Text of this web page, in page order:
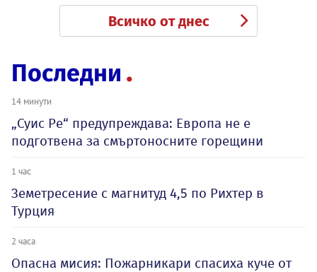
Всичко от днес
Последни
14 минути
„Суис Ре“ предупреждава: Европа не е
подготвена за смъртоносните горещини
1 час
Земетресение с магнитуд 4,5 по Рихтер в
Турция
2 часа
Опасна мисия: Пожарникари спасиха куче от